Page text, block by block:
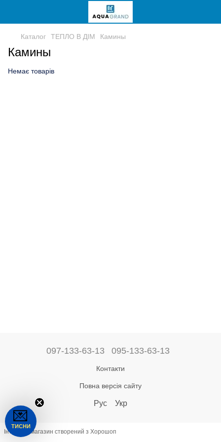
Каталог ТЕПЛО В ДІМ Камины
Камины
Немає товарів
097-133-63-13 095-133-63-13
Контакти
Повна версія сайту
Рус Укр
Інтернет-магазин створений з Хорошоп
💌
ТИСНИ